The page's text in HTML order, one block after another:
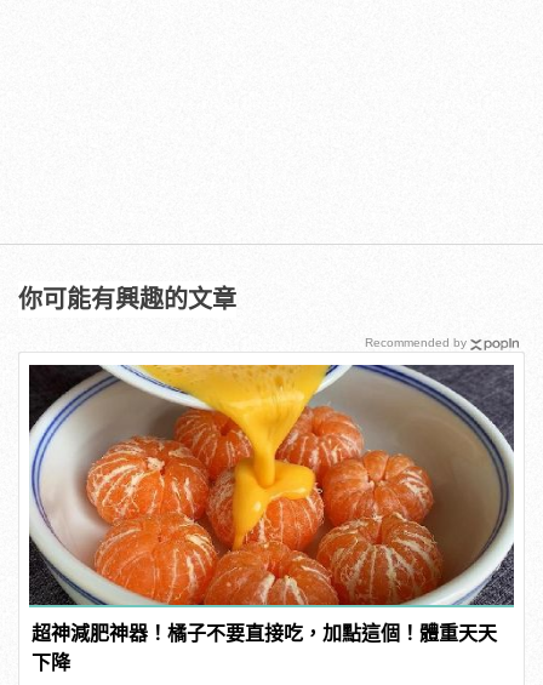
你可能有興趣的文章
超神減肥神器！橘子不要直接吃，加點這個！體重天天
下降
Recommended by